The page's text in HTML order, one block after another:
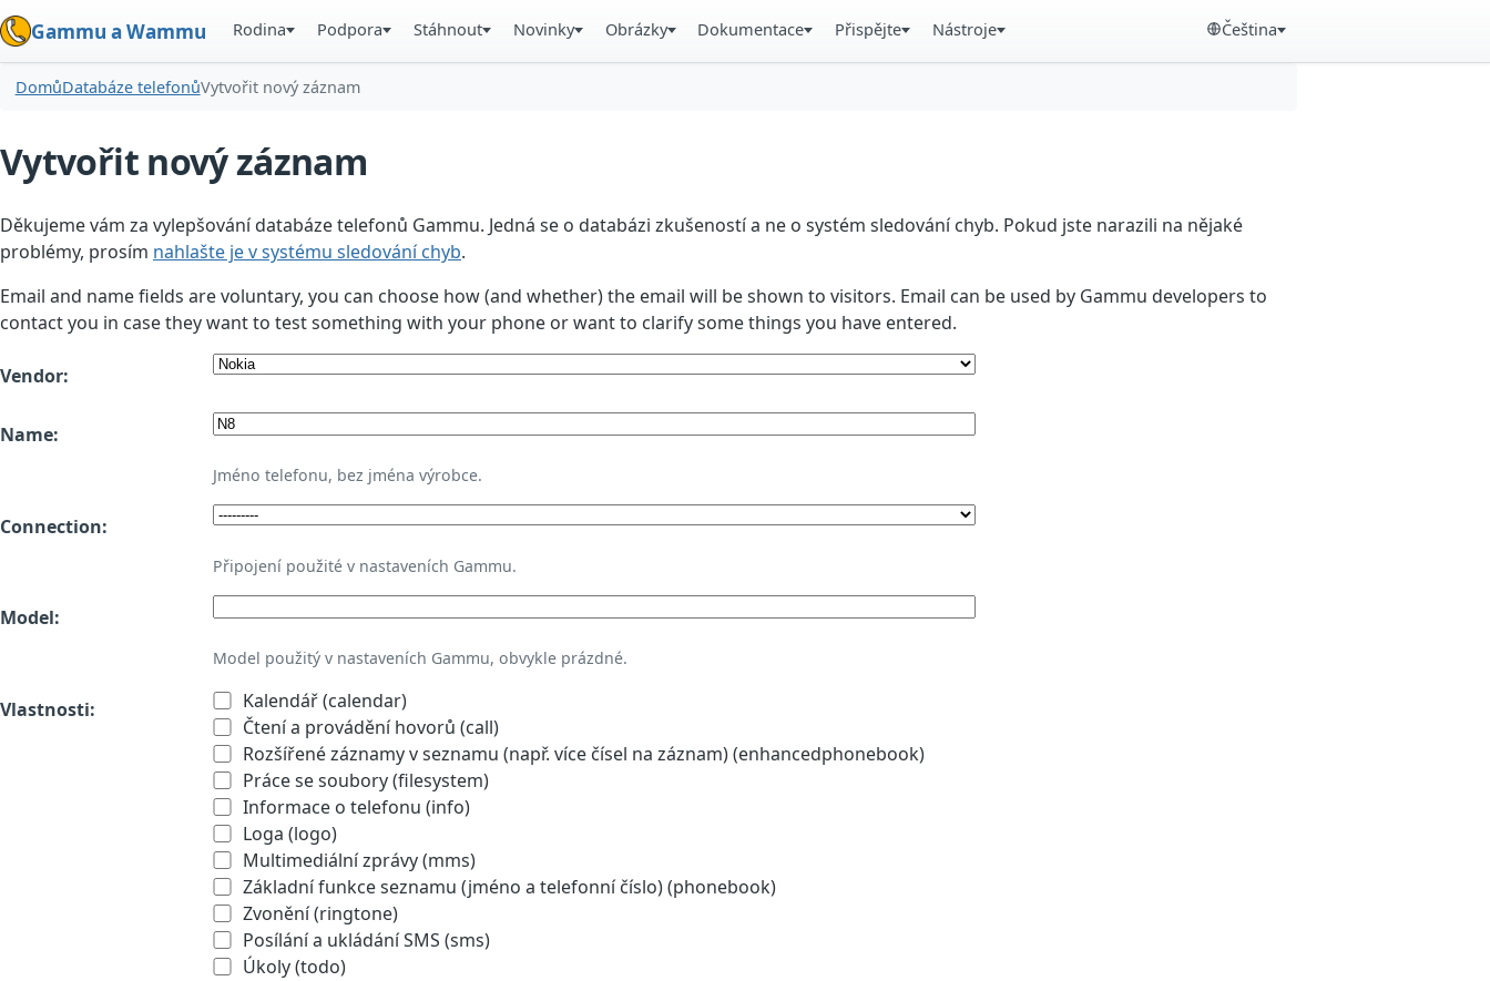
Gammu a Wammu Rodina Podpora Stáhnout Novinky Obrázky Dokumentace Přispějte Nástroje Čeština
DomůDatabáze telefonůVytvořit nový záznam
Vytvořit nový záznam
Děkujeme vám za vylepšování databáze telefonů Gammu. Jedná se o databázi zkušeností a ne o systém sledování chyb. Pokud jste narazili na nějaké
problémy, prosím nahlašte je v systému sledování chyb.
Email and name fields are voluntary, you can choose how (and whether) the email will be shown to visitors. Email can be used by Gammu developers to
contact you in case they want to test something with your phone or want to clarify some things you have entered.
Vendor:
Name:
Jméno telefonu, bez jména výrobce.
Connection:
Připojení použité v nastaveních Gammu.
Model:
Model použitý v nastaveních Gammu, obvykle prázdné.
Vlastnosti:
Kalendář (calendar)
Čtení a provádění hovorů (call)
Rozšířené záznamy v seznamu (např. více čísel na záznam) (enhancedphonebook)
Práce se soubory (filesystem)
Informace o telefonu (info)
Loga (logo)
Multimediální zprávy (mms)
Základní funkce seznamu (jméno a telefonní číslo) (phonebook)
Zvonění (ringtone)
Posílání a ukládání SMS (sms)
Úkoly (todo)